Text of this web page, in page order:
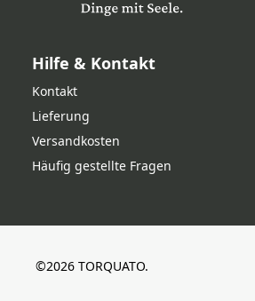
Hilfe & Kontakt
Kontakt
Lieferung
Versandkosten
Häufig gestellte Fragen
©2026 TORQUATO.